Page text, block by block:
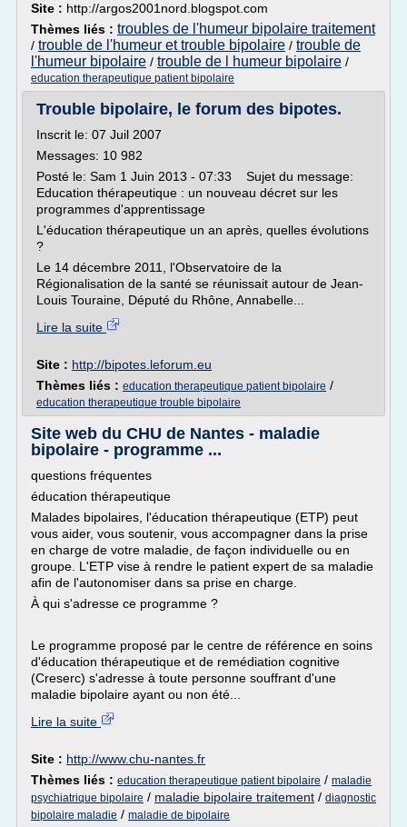
Site : http://argos2001nord.blogspot.com
Thèmes liés : troubles de l'humeur bipolaire traitement
/ trouble de l'humeur et trouble bipolaire / trouble de
l'humeur bipolaire / trouble de l humeur bipolaire /
education therapeutique patient bipolaire
Trouble bipolaire, le forum des bipotes.
Inscrit le: 07 Juil 2007
Messages: 10 982
Posté le: Sam 1 Juin 2013 - 07:33 Sujet du message:
Education thérapeutique : un nouveau décret sur les
programmes d'apprentissage
L'éducation thérapeutique un an après, quelles évolutions
?
Le 14 décembre 2011, l'Observatoire de la
Régionalisation de la santé se réunissait autour de Jean-
Louis Touraine, Député du Rhône, Annabelle...
Lire la suite
Site : http://bipotes.leforum.eu
Thèmes liés : education therapeutique patient bipolaire /
education therapeutique trouble bipolaire
Site web du CHU de Nantes - maladie
bipolaire - programme ...
questions fréquentes
éducation thérapeutique
Malades bipolaires, l'éducation thérapeutique (ETP) peut
vous aider, vous soutenir, vous accompagner dans la prise
en charge de votre maladie, de façon individuelle ou en
groupe. L'ETP vise à rendre le patient expert de sa maladie
afin de l'autonomiser dans sa prise en charge.
À qui s'adresse ce programme ?
Le programme proposé par le centre de référence en soins
d'éducation thérapeutique et de remédiation cognitive
(Creserc) s'adresse à toute personne souffrant d'une
maladie bipolaire ayant ou non été...
Lire la suite
Site : http://www.chu-nantes.fr
Thèmes liés : education therapeutique patient bipolaire / maladie
psychiatrique bipolaire / maladie bipolaire traitement / diagnostic
bipolaire maladie / maladie de bipolaire